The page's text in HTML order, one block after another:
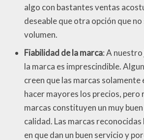
algo con bastantes ventas
deseable que otra opción que
volumen.
Fiabilidad de la marca: A
la marca es imprescindible.
creen que las marcas solamente
hacer mayores los precios, pero
marcas constituyen un muy
calidad. Las marcas reconocidas
en que dan un buen servicio y